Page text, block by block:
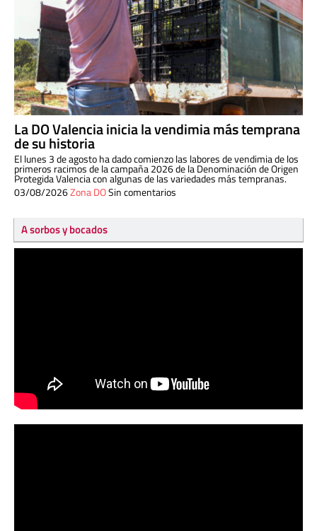
La DO Valencia inicia la vendimia más temprana
de su historia
El lunes 3 de agosto ha dado comienzo las labores de vendimia de los
primeros racimos de la campaña 2026 de la Denominación de Origen
Protegida Valencia con algunas de las variedades más tempranas.
03/08/2026Zona DOSin comentarios
A sorbos y bocados